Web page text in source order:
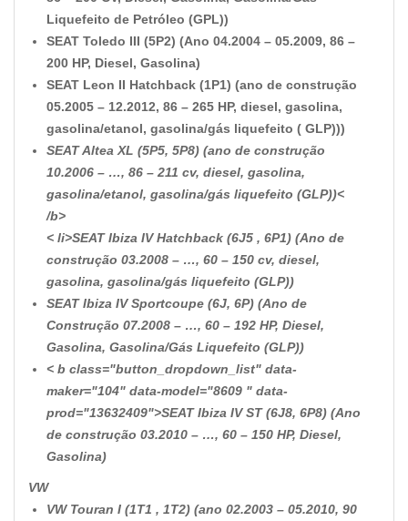
Liquefeito de Petróleo (GPL))
SEAT Toledo III (5P2) (Ano 04.2004 – 05.2009, 86 –
200 HP, Diesel, Gasolina)
SEAT Leon II Hatchback (1P1) (ano de construção
05.2005 – 12.2012, 86 – 265 HP, diesel, gasolina,
gasolina/etanol, gasolina/gás liquefeito ( GLP)))
SEAT Altea XL (5P5, 5P8) (ano de construção
10.2006 – …, 86 – 211 cv, diesel, gasolina,
gasolina/etanol, gasolina/gás liquefeito (GLP))<
/b>
< li>SEAT Ibiza IV Hatchback (6J5 , 6P1) (Ano de
construção 03.2008 – …, 60 – 150 cv, diesel,
gasolina, gasolina/gás liquefeito (GLP))
SEAT Ibiza IV Sportcoupe (6J, 6P) (Ano de
Construção 07.2008 – …, 60 – 192 HP, Diesel,
Gasolina, Gasolina/Gás Liquefeito (GLP))
< b class="button_dropdown_list" data-
maker="104" data-model="8609 " data-
prod="13632409">SEAT Ibiza IV ST (6J8, 6P8) (Ano
de construção 03.2010 – …, 60 – 150 HP, Diesel,
Gasolina)
VW
VW Touran I (1T1 , 1T2) (ano 02.2003 – 05.2010, 90